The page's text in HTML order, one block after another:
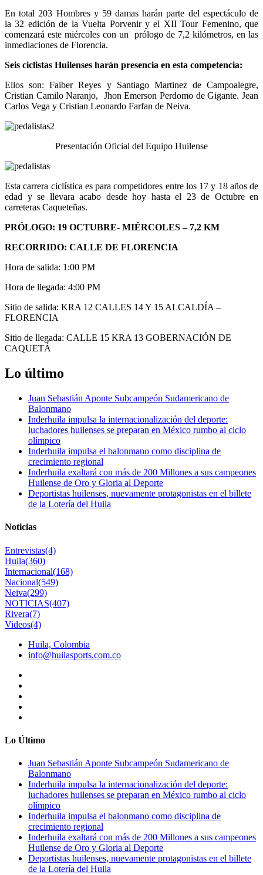
En total 203 Hombres y 59 damas harán parte del espectáculo de
la 32 edición de la Vuelta Porvenir y el XII Tour Femenino, que
comenzará este miércoles con un prólogo de 7,2 kilómetros, en las
inmediaciones de Florencia.
Seis ciclistas Huilenses harán presencia en esta competencia:
Ellos son: Faiber Reyes y Santiago Martinez de Campoalegre,
Cristian Camilo Naranjo, Jhon Emerson Perdomo de Gigante. Jean
Carlos Vega y Cristian Leonardo Farfan de Neiva.
Presentación Oficial del Equipo Huilense
Esta carrera ciclística es para competidores entre los 17 y 18 años de
edad y se llevara acabo desde hoy hasta el 23 de Octubre en
carreteras Caqueteñas.
PRÓLOGO: 19 OCTUBRE- MIÉRCOLES – 7,2 KM
RECORRIDO: CALLE DE FLORENCIA
Hora de salida: 1:00 PM
Hora de llegada: 4:00 PM
Sitio de salida: KRA 12 CALLES 14 Y 15 ALCALDÍA –
FLORENCIA
Sitio de llegada: CALLE 15 KRA 13 GOBERNACIÓN DE
CAQUETÁ
Lo último
Juan Sebastián Aponte Subcampeón Sudamericano de
Balonmano
Inderhuila impulsa la internacionalización del deporte:
luchadores huilenses se preparan en México rumbo al ciclo
olímpico
Inderhuila impulsa el balonmano como disciplina de
crecimiento regional
Inderhuila exaltará con más de 200 Millones a sus campeones
Huilense de Oro y Gloria al Deporte
Deportistas huilenses, nuevamente protagonistas en el billete
de la Lotería del Huila
Noticias
Entrevistas(4)
Huila(360)
Internacional(168)
Nacional(549)
Neiva(299)
NOTICIAS(407)
Rivera(7)
Videos(4)
Huila, Colombia
info@huilasports.com.co
Lo Último
Juan Sebastián Aponte Subcampeón Sudamericano de
Balonmano
Inderhuila impulsa la internacionalización del deporte:
luchadores huilenses se preparan en México rumbo al ciclo
olímpico
Inderhuila impulsa el balonmano como disciplina de
crecimiento regional
Inderhuila exaltará con más de 200 Millones a sus campeones
Huilense de Oro y Gloria al Deporte
Deportistas huilenses, nuevamente protagonistas en el billete
de la Lotería del Huila